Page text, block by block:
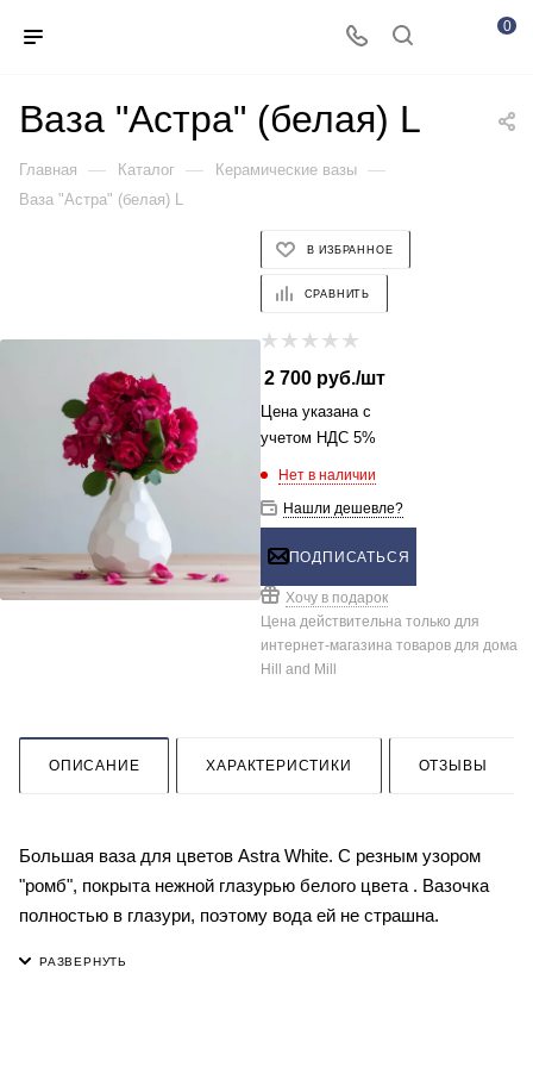
0
Ваза "Астра" (белая) L
Главная — Каталог — Керамические вазы —
Ваза "Астра" (белая) L
В ИЗБРАННОЕ
СРАВНИТЬ
2 700руб./шт
Цена указана с
учетом НДС 5%
Нет в наличии
Нашли дешевле?
ПОДПИСАТЬСЯ
Хочу в подарок
Цена действительна только для
интернет-магазина товаров для дома
Hill and Mill
ОПИСАНИЕ ХАРАКТЕРИСТИКИ ОТЗЫВЫ
Большая ваза для цветов Astra White. С резным узором
"ромб", покрыта нежной глазурью белого цвета . Вазочка
полностью в глазури, поэтому вода ей не страшна.